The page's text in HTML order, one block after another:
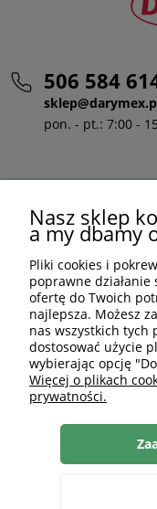
506 584
pon. - pt.: 7:00 -
Nasz sklep
a my dbamy
Pliki cookies i
poprawne
ofertę do Twoich
najlepsza. Możesz
nas wszystkich tych
dostosować użycie
wybierając opcję
Więcej o plikach
prywatności.